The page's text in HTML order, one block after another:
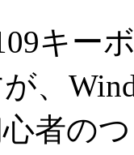
キー
、
者の